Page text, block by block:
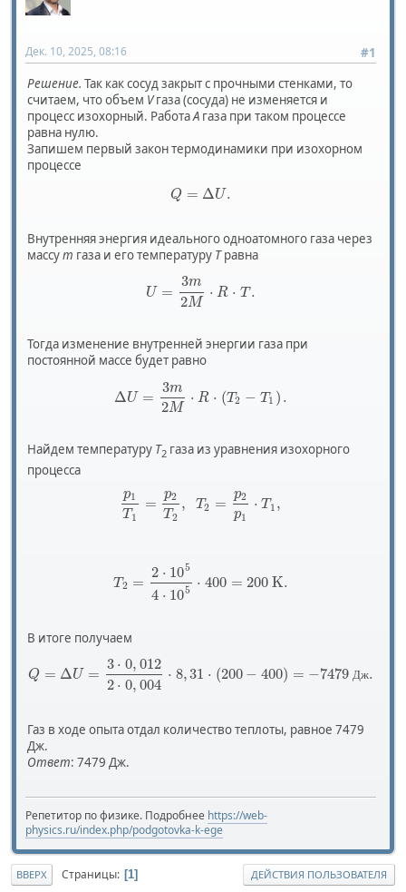
#1
Дек. 10, 2025, 08:16
Решение. Так как сосуд закрыт с прочными стенками, то
считаем, что объем Vгаза (сосуда) не изменяется и
процесс изохорный. РаботаA газа при таком процессе
равна нулю.
Запишем первый закон термодинамики при изохорном
процессе
Q = ΔU.
Внутренняя энергия идеального одноатомного газа через
массуm газа и его температуру Tравна
U =
3m
2M
⋅ R ⋅ T.
Тогда изменение внутренней энергии газа при
постоянной массе будет равно
ΔU =
3m
2M
⋅ R ⋅ (T2 − T 1 ) .
Найдем температуру T2 газа из уравнения изохорного
процесса
p1
T1
=
p2
T2
, T2 =
p2
p1
⋅ T1 ,
T 2 =
2 ⋅ 105
4 ⋅ 105 ⋅ 400 = 200 K.
В итоге получаем
Q = ΔU =
3 ⋅ 0, 012
2 ⋅ 0, 004
⋅ 8,31 ⋅ (200 − 400) = −7479 Дж.
Газ в ходе опыта отдал количество теплоты, равное 7479
Дж.
Ответ: 7479 Дж.
Репетитор по физике. Подробнее https://web-
physics.ru/index.php/podgotovka-k-ege
ВВЕРХ Страницы 1 ДЕЙСТВИЯ ПОЛЬЗОВАТЕЛЯ